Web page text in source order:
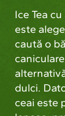
Ice Tea
este
caută o
dulci.
ceai este